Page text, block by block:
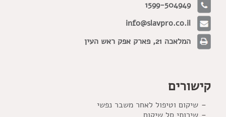
1599-504949
info@slavpro.co.il
המלאכה 21, פארק אפק ראש העין
קישורים
שיקום וטיפול לאחר משבר נפשי